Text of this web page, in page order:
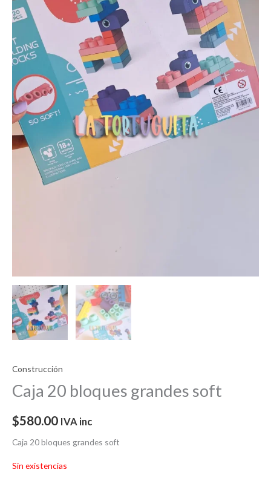
Construcción
Caja 20 bloques grandes soft
$580.00 IVA inc
Caja 20 bloques grandes soft
Sin existencias